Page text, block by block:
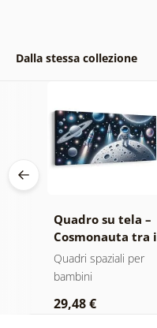
Dalla stessa collezione
Quadro su tela –
Cosmonauta tra i
pianeti
Quadri spaziali per
bambini
29,48 €